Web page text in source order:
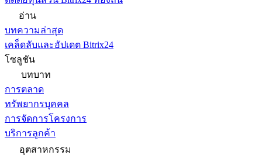
อ่าน
บทความล่าสุด
เคล็ดลับและอัปเดต Bitrix24
โซลูชัน
บทบาท
การตลาด
ทรัพยากรบุคคล
การจัดการโครงการ
บริการลูกค้า
อุตสาหกรรม